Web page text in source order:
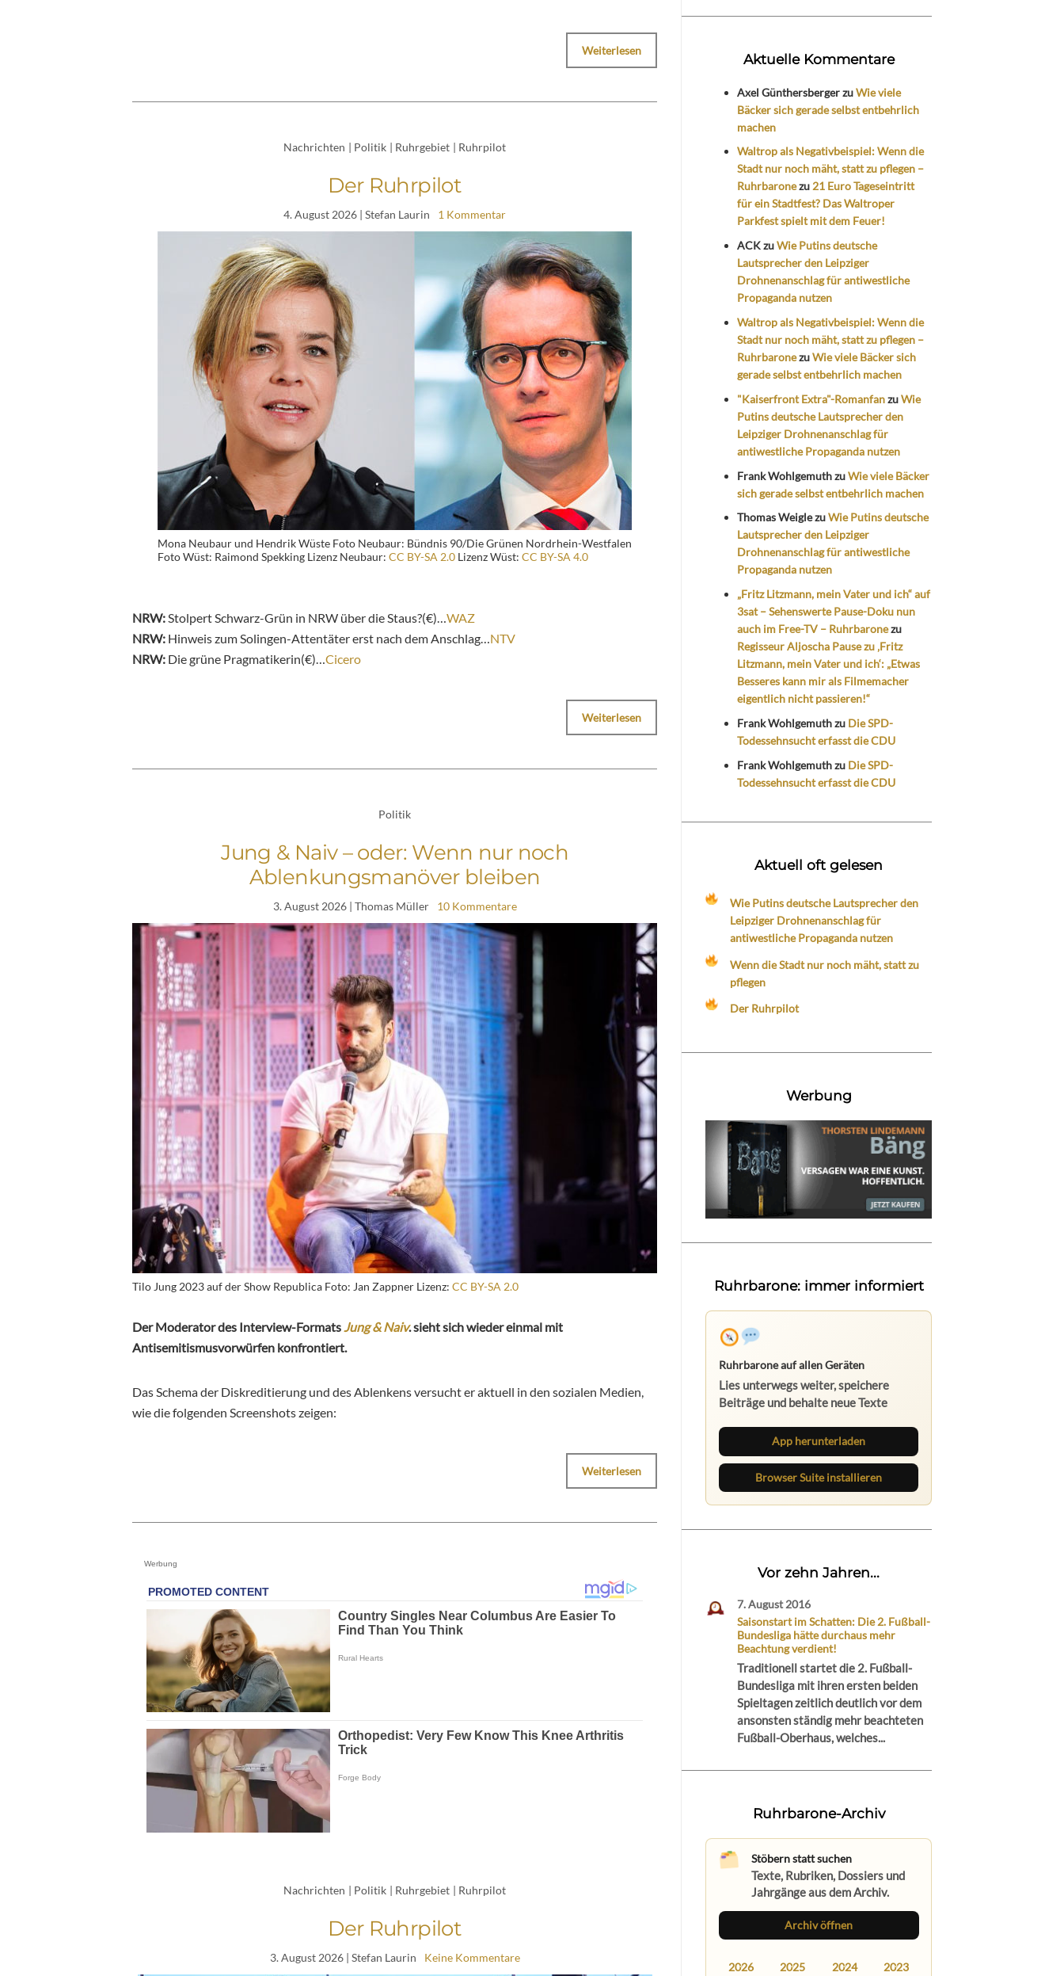
Weiterlesen
Nachrichten | Politik | Ruhrgebiet | Ruhrpilot
Der Ruhrpilot
4. August 2026 | Stefan Laurin 1 Kommentar
Mona Neubaur und Hendrik Wüste Foto Neubaur: Bündnis 90/Die Grünen Nordrhein-Westfalen
Foto Wüst: Raimond Spekking Lizenz Neubaur:CC BY-SA 2.0 Lizenz Wüst:CC BY-SA 4.0
NRW: Stolpert Schwarz-Grün in NRW über die Staus?(€)… WAZ
NRW: Hinweis zum Solingen-Attentäter erst nach dem Anschlag… NTV
NRW: Die grüne Pragmatikerin(€)… Cicero
Weiterlesen
Politik
Jung & Naiv – oder: Wenn nur noch
Ablenkungsmanöver bleiben
3. August 2026| Thomas Müller 10 Kommentare
Tilo Jung 2023 auf der Show Republica Foto: Jan Zappner Lizenz: CC BY-SA 2.0
Der Moderator des Interview-Formats Jung & Naiv. sieht sich wieder einmal mit
Antisemitismusvorwürfen konfrontiert.
Das Schema der Diskreditierung und des Ablenkens versucht er aktuell in den sozialen Medien,
wie die folgenden Screenshots zeigen:
Weiterlesen
Werbung
Nachrichten | Politik | Ruhrgebiet | Ruhrpilot
Der Ruhrpilot
3. August 2026| Stefan Laurin Keine Kommentare
Aktuelle Kommentare
Axel GünthersbergerzuWie viele
Bäcker sich gerade selbst entbehrlich
machen
Waltrop als Negativbeispiel: Wenn die
Stadt nur noch mäht, statt zu pflegen –
Ruhrbaronezu 21 Euro Tageseintritt
für ein Stadtfest? Das Waltroper
Parkfest spielt mit dem Feuer!
ACKzuWie Putins deutsche
Lautsprecher den Leipziger
Drohnenanschlag für antiwestliche
Propaganda nutzen
Waltrop als Negativbeispiel: Wenn die
Stadt nur noch mäht, statt zu pflegen –
RuhrbaronezuWie viele Bäcker sich
gerade selbst entbehrlich machen
"Kaiserfront Extra"-RomanfanzuWie
Putins deutsche Lautsprecher den
Leipziger Drohnenanschlag für
antiwestliche Propaganda nutzen
Frank WohlgemuthzuWie viele Bäcker
sich gerade selbst entbehrlich machen
Thomas WeiglezuWie Putins deutsche
Lautsprecher den Leipziger
Drohnenanschlag für antiwestliche
Propaganda nutzen
„Fritz Litzmann, mein Vater und ich“ auf
3sat – Sehenswerte Pause-Doku nun
auch im Free-TV – Ruhrbaronezu
Regisseur Aljoscha Pause zu ‚Fritz
Litzmann, mein Vater und ich‘: „Etwas
Besseres kann mir als Filmemacher
eigentlich nicht passieren!“
Frank Wohlgemuthzu Die SPD-
Todessehnsucht erfasst die CDU
Frank Wohlgemuthzu Die SPD-
Todessehnsucht erfasst die CDU
Aktuell oft gelesen
Wie Putins deutsche Lautsprecher den
Leipziger Drohnenanschlag für
antiwestliche Propaganda nutzen
Wenn die Stadt nur noch mäht, statt zu
pflegen
Der Ruhrpilot
Werbung
Ruhrbarone: immer informiert
Ruhrbarone auf allen Geräten
Lies unterwegs weiter, speichere
Beiträge und behalte neue Texte
App herunterladen
Browser Suite installieren
Vor zehn Jahren...
7. August 2016
Saisonstart im Schatten: Die 2. Fußball-
Bundesliga hätte durchaus mehr
Beachtung verdient!
Traditionell startet die 2. Fußball-
Bundesliga mit ihren ersten beiden
Spieltagen zeitlich deutlich vor dem
ansonsten ständig mehr beachteten
Fußball-Oberhaus, welches...
Ruhrbarone-Archiv
Stöbern statt suchen
Texte, Rubriken, Dossiers und
Jahrgänge aus dem Archiv.
Archiv öffnen
2026 2025 2024 2023